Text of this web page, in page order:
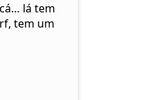
lá tem
tem um